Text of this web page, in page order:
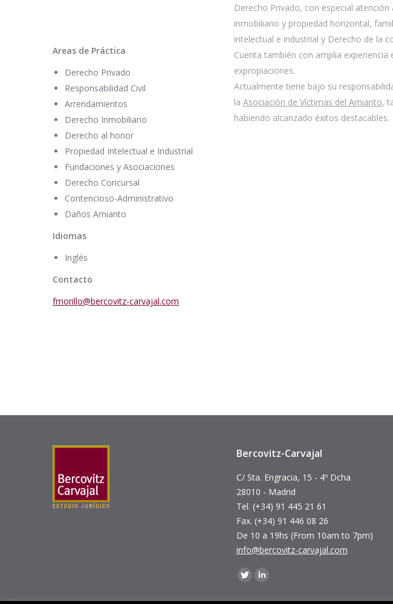
Areas de Práctica
Derecho Privado
Responsabilidad Civil
Arrendamientos
Derecho Inmobiliario
Derecho al honor
Propiedad Intelectual e Industrial
Fundaciones y Asociaciones
Derecho Concursal
Contencioso-Administrativo
Daños Amianto
Idiomas
Inglés
Contacto
fmorillo@bercovitz-carvajal.com
Derecho Privado, con especial
inmobiliario y propiedad horizontal,
intelectual e industrial y Derecho de la
Cuenta también con amplia
expropiaciones.
Actualmente tiene bajo su
la Asociación de Víctimas del Amianto,
habiendo alcanzado éxitos destacables.
Bercovitz-Carvajal
C/ Sta. Engracia, 15 - 4º Dcha
28010 - Madrid
Tel. (+34) 91 445 21 61
Fax. (+34) 91 446 08 26
De 10 a 19hs (From 10am to 7pm)
info@bercovitz-carvajal.com
Encuéntranos en: